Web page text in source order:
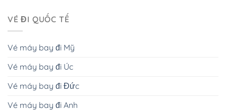
VÉ ĐI QUỐC TẾ
Vé máy bay đi Mỹ
Vé máy bay đi Úc
Vé máy bay đi Đức
Vé máy bay đi Anh